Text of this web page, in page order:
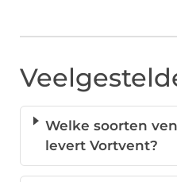
Welke soorten
levert Vortvent?